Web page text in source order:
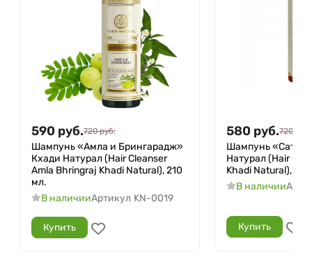
590 руб.720 руб.
Шампунь «Амла и Брингарадж»
Кхади Натурал (Hair Cleanser
Amla Bhringraj Khadi Natural), 210
мл.
В наличииАртикул KN-0019
Купить
580 руб.720
Шампунь
Натурал (Hair
Khadi Natural),
В наличии
Купить